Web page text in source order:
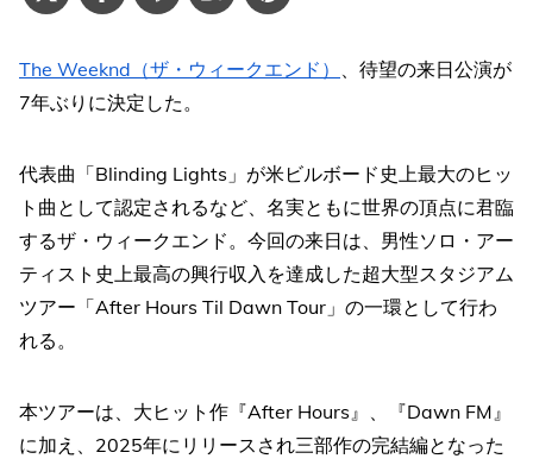
The Weeknd（ザ・ウィークエンド）
、待望の来日公演が
7年ぶりに決定した。
代表曲「Blinding Lights」が米ビルボード史上最大のヒッ
ト曲として認定されるなど、名実ともに世界の頂点に君臨
するザ・ウィークエンド。今回の来日は、男性ソロ・アー
ティスト史上最高の興行収入を達成した超大型スタジアム
ツアー「After Hours Til Dawn Tour」の一環として行わ
れる。
本ツアーは、大ヒット作『After Hours』、『Dawn FM』
に加え、2025年にリリースされ三部作の完結編となった